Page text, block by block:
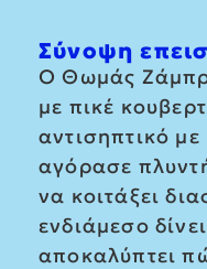
Σύνοψη
Ο Θωμάς
με πικέ
αντισηπτικό
αγόρασε
να κοιτάξει
ενδιάμεσο
αποκαλύπτει